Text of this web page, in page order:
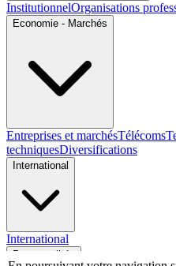
InstitutionnelOrganisations
Economie - Marchés
Entreprises et marchésTélécoms
techniquesDiversifications
International
International
Personnalités